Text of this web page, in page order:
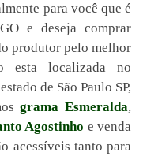
para você que é
e deseja comprar
produtor pelo melhor
esta localizada no
de São Paulo SP,
grama Esmeralda,
Agostinho e venda
acessíveis tanto para